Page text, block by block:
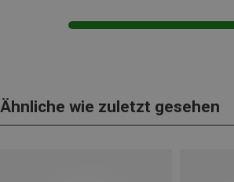
Ähnliche wie zuletzt gesehen